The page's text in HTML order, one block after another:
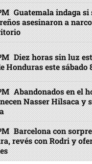
Guatemala indaga
asesinaron a
Diez horas sin luz
Honduras este sábado
Abandonados en el
Nasser Hilsaca y
Barcelona con
revés con Rodri y